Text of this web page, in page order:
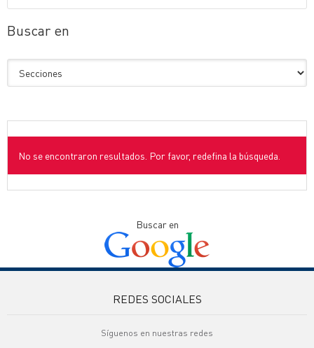
Buscar en
No se encontraron resultados. Por favor, redefina la búsqueda.
Buscar en
REDES SOCIALES
Síguenos en nuestras redes